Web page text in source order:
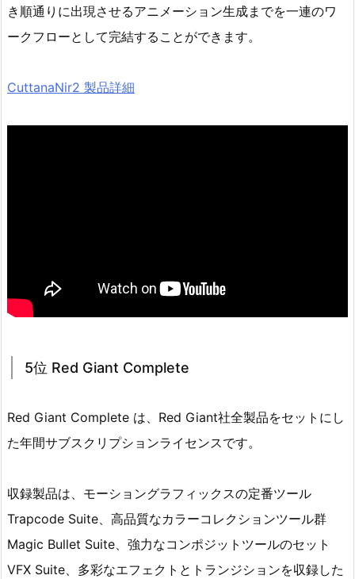
き順通りに出現させるアニメーション生成までを一連のワ
ークフローとして完結することができます。
CuttanaNir2 製品詳細
5位 Red Giant Complete
Red Giant Complete は、Red Giant社全製品をセットにし
た年間サブスクリプションライセンスです。
収録製品は、モーショングラフィックスの定番ツール
Trapcode Suite、高品質なカラーコレクションツール群
Magic Bullet Suite、強力なコンポジットツールのセット
VFX Suite、多彩なエフェクトとトランジションを収録した